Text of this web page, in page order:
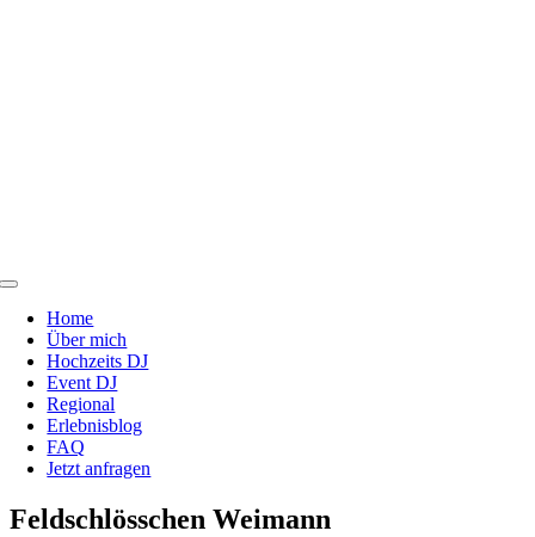
Toggle
NavigationHome
Über mich
Hochzeits DJ
Event DJ
Regional
Erlebnisblog
FAQ
Jetzt anfragen
Feldschlösschen Weimann